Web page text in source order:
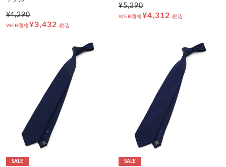
¥4,290
WEB価格¥3,432 税込
¥5,390
WEB価格¥4,312 税込
SALE SALE